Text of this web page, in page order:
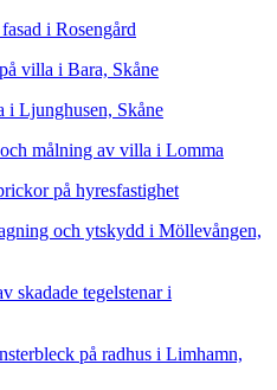
i Rosengård
villa i Bara, Skåne
i Ljunghusen, Skåne
målning av villa i Lomma
på hyresfastighet
och ytskydd i Möllevången,
skadade tegelstenar i
på radhus i Limhamn,